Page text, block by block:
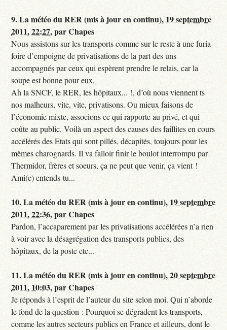
9.La météo du RER (mis à jour en continu), 19 septembre
2011, 22:27,parChapes
Nous assistons sur les transports comme sur le reste à une furia
foire d’empoigne de privatisations de la part des uns
accompagnés par ceux qui espèrent prendre le relais, car la
soupe est bonne pour eux.
Ah la SNCF, le RER, les hôpitaux... !, d’où nous viennent ts
nos malheurs, vite, vite, privatisons. Ou mieux faisons de
l’économie mixte, associons ce qui rapporte au privé, et qui
coûte au public. Voilà un aspect des causes des faillites en cours
accélérés des Etats qui sont pillés, décapités, toujours pour les
mêmes charognards. Il va falloir finir le boulot interrompu par
Thermidor, frères et soeurs, ça ne peut que venir, ça vient !
Ami(e) entends-tu...
10.La météo du RER (mis à jour en continu), 19 septembre
2011, 22:36,parChapes
Pardon, l’accaparement par les privatisations accélérées n’a rien
à voir avec la désagrégation des transports publics, des
hôpitaux, de la poste etc...
11.La météo du RER (mis à jour en continu),20 septembre
2011, 10:03,parChapes
Je réponds à l’esprit de l’auteur du site selon moi. Qui n’aborde
le fond de la question : Pourquoi se dégradent les transports,
comme les autres secteurs publics en France et ailleurs, dont le